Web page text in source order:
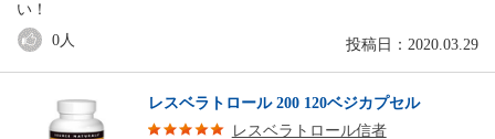
い！
投稿日：2020.03.29
0人
レスベラトロール 200 120ベジカプセル
レスベラトロール信者